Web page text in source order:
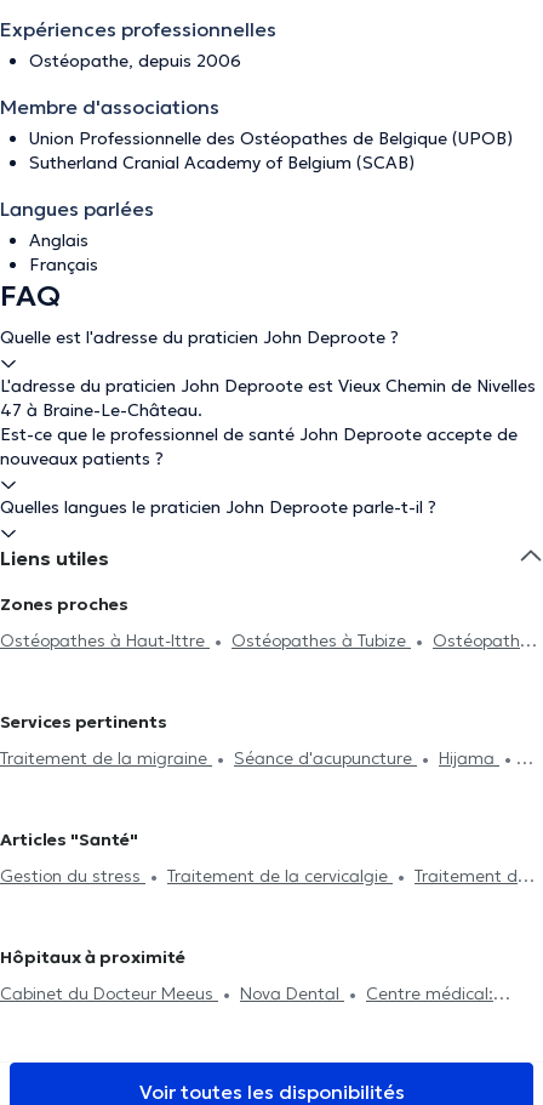
Expériences professionnelles
Ostéopathe, depuis 2006
Membre d'associations
Union Professionnelle des Ostéopathes de Belgique (UPOB)
Sutherland Cranial Academy of Belgium (SCAB)
Langues parlées
Anglais
Français
FAQ
Quelle est l'adresse du praticien John Deproote ?
L'adresse du praticien John Deproote est Vieux Chemin de Nivelles
47 à Braine-Le-Château.
Est-ce que le professionnel de santé John Deproote accepte de
nouveaux patients ?
Quelles langues le praticien John Deproote parle-t-il ?
Liens utiles
Zones proches
Ostéopathes à Haut-Ittre
Ostéopathes à Tubize
Ostéopathes
Ostéopathes à Pont-À-Celles
Ostéopathes à Waterloo
Ostéopathes à Rebecq
Ostéopathes à Beersel
Nivelles
Ostéopathes à Uccle
Ostéopathes à Genappe
Services pertinents
Traitement de la migraine
Séance d'acupuncture
Hijama
lumbagos
Visite à domicile
Traitement des blessures sportives
Problèmes de mâchoire
Douleurs Costales
Examen d'aptitude professionnelle
Articles "Santé"
Gestion du stress
Traitement de la cervicalgie
Traitement de
Hôpitaux à proximité
Cabinet du Docteur Meeus
Nova Dental
Centre médical:
Centre les Bruyères Run & Bike Clinic
Voir toutes les disponibilités